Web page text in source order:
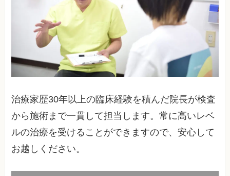
治療家歴30年以上の臨床経験を積んだ院長が検査
から施術まで一貫して担当します。常に高いレベ
ルの治療を受けることができますので、安心して
お越しください。